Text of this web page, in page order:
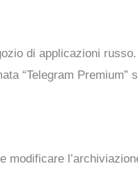
di applicazioni
“Telegram Premium”